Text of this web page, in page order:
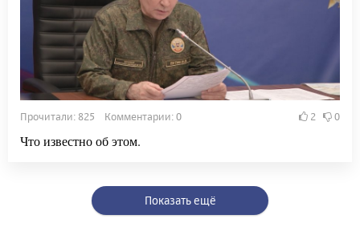
Прочитали: 825 Комментарии: 0 2 0
Что известно об этом.
Показать ещё